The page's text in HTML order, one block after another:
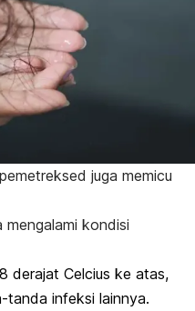
juga memicu
kondisi
derajat Celcius ke atas,
tanda infeksi lainnya.